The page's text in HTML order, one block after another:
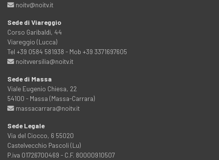
noitv@noitv.it
Sede di Viareggio
Corso Garibaldi, 44
Viareggio (Lucca)
Tel +39 0584 581938 - Mob +39 3371697605
noitvversilia@noitv.it
Sede di Massa
Viale Eugenio Chiesa, 22
54100 - Massa (Massa-Carrara)
massacarrara@noitv.it
Sede Legale
Via del Ciocco, 6 55020
Castelvecchio Pascoli (Lu)
P.iva 01726700469 - C.F. 80000910507